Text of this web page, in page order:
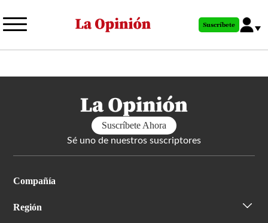
al
principal
Suscríbete
Suscríbete Ahora
Sé uno de nuestros suscriptores
Compañía
Región